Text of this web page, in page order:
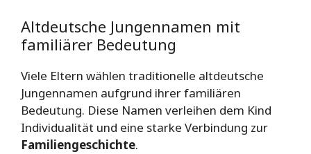
Altdeutsche Jungennamen mit
familiärer Bedeutung
Viele Eltern wählen traditionelle altdeutsche
Jungennamen aufgrund ihrer familiären
Bedeutung. Diese Namen verleihen dem Kind
Individualität und eine starke Verbindung zur
Familiengeschichte.